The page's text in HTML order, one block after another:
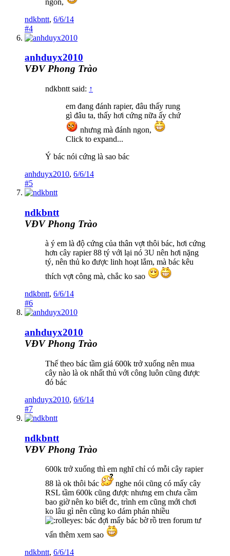
ndkbntt, 6/6/14
#4
anhduyx2010
VĐV Phong Trào
ndkbntt said: ↑
em đang đánh rapier, đâu thấy rung
gì đâu ta, thấy hơi cứng nữa ấy chứ
nhưng mà đánh ngon,
Click to expand...
Ý bác nói cứng là sao bác
anhduyx2010, 6/6/14
#5
ndkbntt
VĐV Phong Trào
à ý em là độ cứng của thân vợt thôi bác, hơi cứng
hơn cây rapier 88 tý với lại nó 3U nên hơi nặng
tý, nên thủ ko được linh hoạt lắm, mà bác kêu
thích vợt công mà, chắc ko sao
ndkbntt, 6/6/14
#6
anhduyx2010
VĐV Phong Trào
Thế theo bác tầm giá 600k trở xuống nên mua
cây nào là ok nhất thủ với công luôn cũng được
đó bác
anhduyx2010, 6/6/14
#7
ndkbntt
VĐV Phong Trào
600k trở xuống thì em nghĩ chỉ có mỗi cây rapier
88 là ok thôi bác
nghe nói cũng có mấy cây
RSL tầm 600k cũng được nhưng em chưa cầm
bao giờ nên ko biết đc, trình em cũng mới chơi
ko lâu gì nên cũng ko dám phán nhiều
bác đợi mấy bác bờ rồ tren forum tư
vấn thêm xem sao
ndkbntt, 6/6/14